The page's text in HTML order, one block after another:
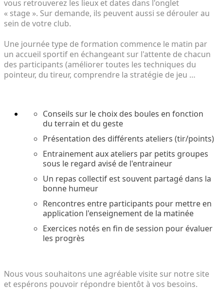
vous retrouverez les lieux et dates dans l'onglet
« stage ». Sur demande, ils peuvent aussi se dérouler au
sein de votre club.
Une journée type de formation commence le matin par
un accueil sportif en échangeant sur l'attente de chacun
des participants (améliorer toutes les techniques du
pointeur, du tireur, comprendre la stratégie de jeu …
Conseils sur le choix des boules en fonction
du terrain et du geste
Présentation des différents ateliers (tir/points)
Entrainement aux ateliers par petits groupes
sous le regard avisé de l'entraineur
Un repas collectif est souvent partagé dans la
bonne humeur
Rencontres entre participants pour mettre en
application l'enseignement de la matinée
Exercices notés en fin de session pour évaluer
les progrès
Nous vous souhaitons une agréable visite sur notre site
et espérons pouvoir répondre bientôt à vos besoins.